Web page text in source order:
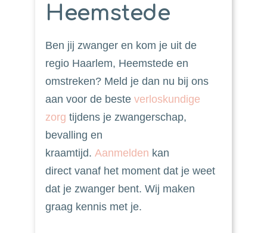
Heemstede
Ben jij zwanger en kom je uit de
regio Haarlem, Heemstede en
omstreken? Meld je dan nu bij ons
aan voor de beste verloskundige
zorg tijdens je zwangerschap,
bevalling en
kraamtijd. Aanmelden kan
direct vanaf het moment dat je weet
dat je zwanger bent. Wij maken
graag kennis met je.